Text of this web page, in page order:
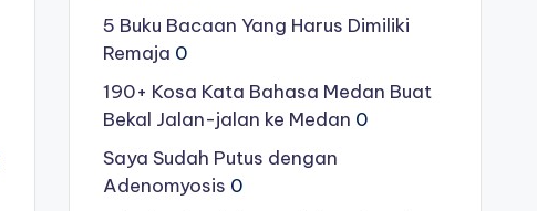
5 Buku Bacaan Yang Harus Dimiliki
Remaja 0
190+ Kosa Kata Bahasa Medan Buat
Bekal Jalan-jalan ke Medan 0
Saya Sudah Putus dengan
Adenomyosis 0